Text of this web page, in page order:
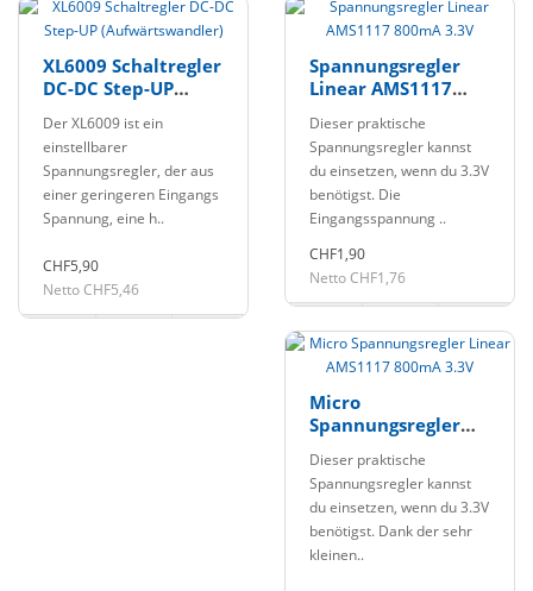
XL6009 Schaltregler
DC-DC Step-UP
Der XL6009 ist ein
einstellbarer
Spannungsregler, der aus
einer geringeren Eingangs
Spannung, eine h..
CHF5,90
Netto CHF5,46
Spannungsregler
Linear AMS1117
Dieser praktische
Spannungsregler kannst
du einsetzen, wenn du 3.3V
benötigst. Die
Eingangsspannung ..
CHF1,90
Netto CHF1,76
Micro
Spannungsregler
800mA 3.3V
Dieser praktische
Spannungsregler kannst
du einsetzen, wenn du 3.3V
benötigst. Dank der sehr
kleinen..